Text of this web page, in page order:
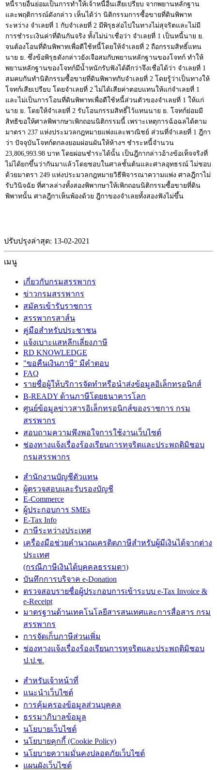
หนี้รายอื่นย่อมเป็นการทำให้เจ้าหนี้อื่นเสียเปรียบ จากพยานหลักฐาน
และพฤติการณ์ดังกล่าว เห็นได้ว่า นิติกรรมการซื้อขายที่ดินพิพาท
ระหว่าง จำเลยที่ 1 กับจำเลยที่ 2 มีพิรุธส่อไปในทางไม่สุจริตและไม่มี
การชำระเงินค่าที่ดินกันจริง ทั้งไม่น่าเชื่อว่า จำเลยที่ 1 เป็นหนี้นาย ย.
จนต้องโอนที่ดินพิพาทเพื่อตีใช้หนี้โดยให้จำเลยที่ 2 ถือกรรมสิทธิ์แทน
นาย ย. ซึ่งข้อพิรุธดังกล่าวยังเจือสมกับพยานหลักฐานของโจทก์ ทำให้
พยานหลักฐานของโจทก์มีน้ำหนักรับฟังได้ดีกว่าจึงเชื่อได้ว่า จำเลยที่ 1
สมคบกันทำนิติกรรมซื้อขายที่ดินพิพาทกับจำเลยที่ 2 โดยรู้ว่าเป็นทางให้
โจทก์เสียเปรียบ โดยจำเลยที่ 2 ไม่ได้เสียค่าตอบแทนให้แก่จำเลยที่ 1
และไม่เป็นการโอนที่ดินพิพาทเพื่อตีใช้หนี้ส่วนตัวของจำเลยที่ 1 ให้แก่
นาย ย. โดยให้จำเลยที่ 2 รับโอนกรรมสิทธิ์ไว้แทนนาย ย. โจทก์ย่อมมี
สิทธิขอให้ศาลพิพากษาเพิกถอนนิติกรรมนี้ เพราะเหตุการฉ้อฉลได้ตาม
มาตรา 237 แห่งประมวลกฎหมายแพ่งและพาณิชย์ ส่วนที่จำเลยที่ 1 ฎีกา
ว่า ปัจจุบันโจทก์ตกลงยอมผ่อนผันให้ห้างฯ ชำระหนี้จำนวน
23,806,993.98 บาท โดยผ่อนชำระได้นั้น เป็นฎีกากล่าวอ้างข้อเท็จจริงที่
ไม่ได้ยกขึ้นว่ากันมาแล้วโดยชอบในศาลชั้นต้นและศาลอุทธรณ์ ไม่ชอบ
ด้วยมาตรา 249 แห่งประมวลกฎหมายวิธีพิจารณาความแพ่ง ศาลฎีกาไม่
รับวินิจฉัย ที่ศาลล่างทั้งสองพิพากษาให้เพิกถอนนิติกรรมซื้อขายที่ดิน
พิพาทนั้น ศาลฎีกาเห็นพ้องด้วย ฎีกาของจำเลยทั้งสองฟังไม่ขึ้น
ปรับปรุงล่าสุด: 13-02-2021
เมนู
เกี่ยวกับกรมสรรพากร
ข่าวกรมสรรพากร
สมัครเข้ารับราชการ
สรรพากรสาส์น
คู่มือสำหรับประชาชน
แจ้งเบาะแสหลีกเลี่ยงภาษี
RD KNOWLEDGE
"ขอคืนเงินภาษี" มีคำตอบ
FAQ
รายชื่อผู้ให้บริการจัดทำหรือนำส่งข้อมูลอิเล็กทรอนิกส์
B-READY ด้านภาษีโดยธนาคารโลก
ศูนย์ข้อมูลข่าวสารอิเล็กทรอนิกส์ของราชการ กรม
สรรพากร
สอบถามความพึงพอใจการใช้งานเว็บไซต์
ช่องทางแจ้งเรื่องร้องเรียนการทุจริตและประพฤติมิชอบ
กรมสรรพากร
สำนักงานบัญชีตัวแทน
ผู้ตรวจสอบและรับรองบัญชี
E-Commerce
ผู้ประกอบการ SMEs
E-Tax Info
ภาษีระหว่างประเทศ
เครื่องมือช่วยคำนวณเครดิตภาษีสำหรับผู้มีเงินได้จากต่าง
ประเทศ
(กรณีภาษีเงินได้บุคคลธรรมดา)
บันทึกการบริจาค e-Donation
ตรวจสอบรายชื่อผู้ประกอบการเข้าระบบ e-Tax Invoice &
e-Receipt
มาตรฐานด้านเทคโนโลยีสารสนเทศและการสื่อสาร กรม
สรรพากร
การจัดเก็บภาษีส่วนเพิ่ม
ช่องทางแจ้งเรื่องร้องเรียนการทุจริตและประพฤติมิชอบ
ป.ป.ช.
สำหรับเจ้าหน้าที่
แนะนำเว็บไซต์
การคุ้มครองข้อมูลส่วนบุคคล
ธรรมาภิบาลข้อมูล
นโยบายเว็บไซต์
นโยบายคุกกี้ (Cookie Policy)
นโยบายความมั่นคงปลอดภัยเว็บไซต์
แผนผังเว็บไซต์